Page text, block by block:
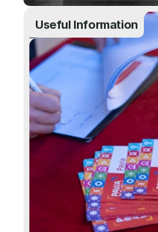
Useful Information